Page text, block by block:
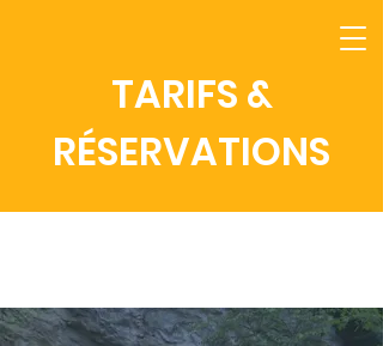
TARIFS &
RÉSERVATIONS